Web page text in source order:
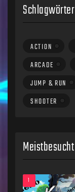
Schlagwörter
ACTION
ARCADE
JUMP & RUN
SHOOTER
Meistbesucht